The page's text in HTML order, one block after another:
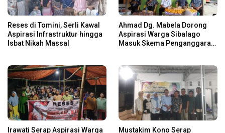
Reses di Tomini, Serli Kawal
Aspirasi Infrastruktur hingga
Isbat Nikah Massal
Ahmad Dg. Mabela Dorong
Aspirasi Warga Sibalago
Masuk Skema Penganggaran
Irawati Serap Aspirasi Warga
Mustakim Kono Serap